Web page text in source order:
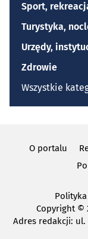
Sport,
Turystyka,
Urzędy,
Zdrowie
Wszystkie
O portalu
Copyright©
Adres redakcji: ul.